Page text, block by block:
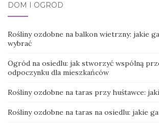
DOM I OGRÓD
Rośliny ozdobne na balkon wietrzny: jakie
wybrać
Ogród na osiedlu: jak stworzyć wspólną
odpoczynku dla mieszkańców
Rośliny ozdobne na taras przy huśtawce:
Rośliny ozdobne na taras na osiedlu: jakie